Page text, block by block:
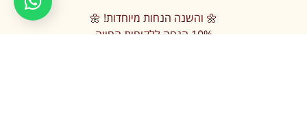
🌼 והשנה הנחות מיוחדות! 🌼
10% הנחה ללקוחות החווה